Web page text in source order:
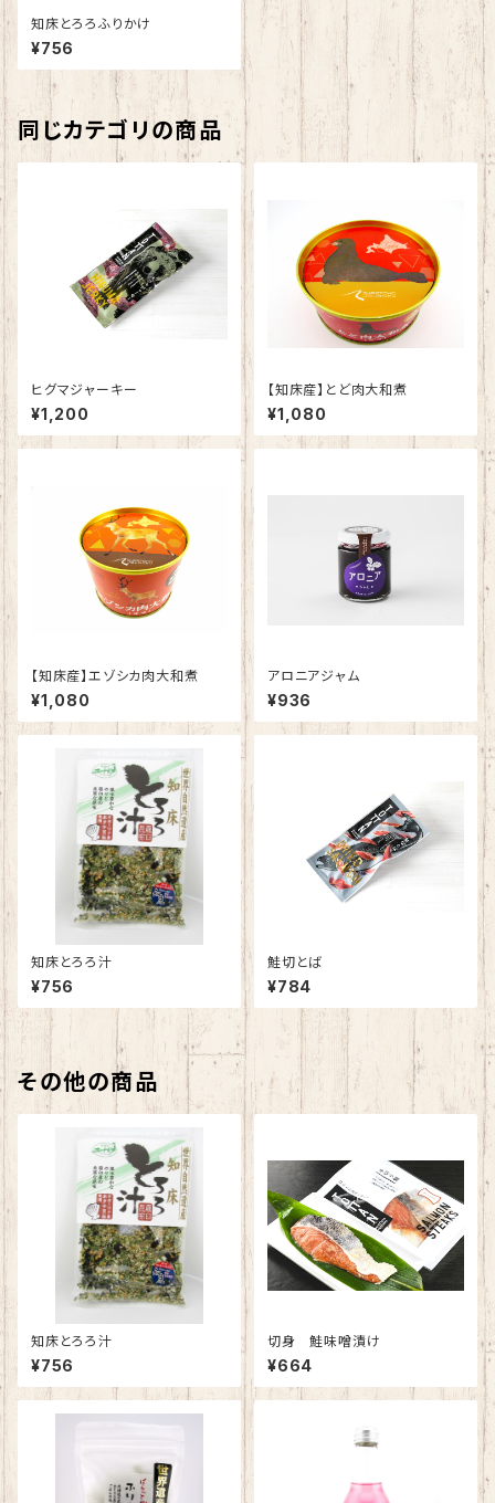
知床とろろふりかけ
¥756
同じカテゴリの商品
ヒグマジャーキー
¥1,200
【知床産】とど肉大和煮
¥1,080
【知床産】エゾシカ肉大和煮
¥1,080
アロニアジャム
¥936
知床とろろ汁
¥756
鮭切とば
¥784
その他の商品
知床とろろ汁
¥756
切身 鮭味噌漬け
¥664